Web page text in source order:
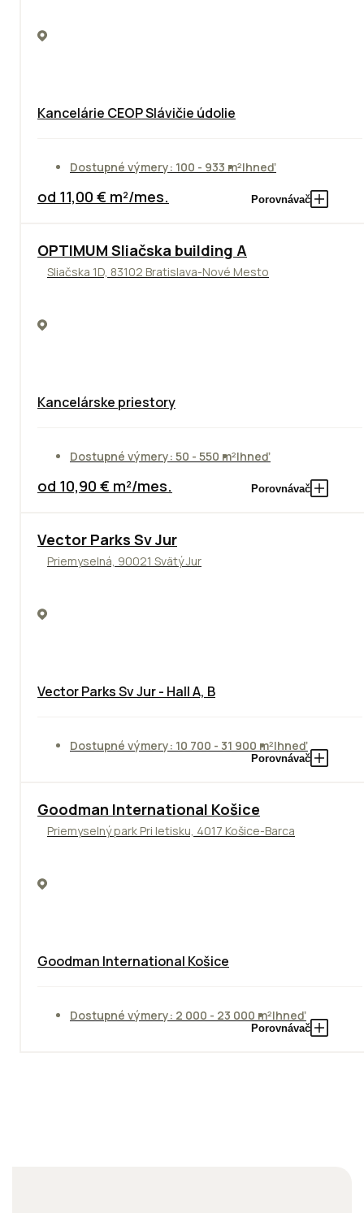
Kancelárie CEOP Slávičie údolie
Dostupné výmery: 100 - 933 m²Ihneď
od 11,00 € m²/mes. Porovnávač
OPTIMUM Sliačska building A
Sliačska 1D, 83102 Bratislava-Nové Mesto
Kancelárske priestory
Dostupné výmery: 50 - 550 m²Ihneď
od 10,90 € m²/mes. Porovnávač
Vector Parks Sv Jur
Priemyselná, 90021 Svätý Jur
Vector Parks Sv Jur - Hall A, B
Dostupné výmery: 10 700 - 31 900 m²Ihneď
Porovnávač
Goodman International Košice
Priemyselný park Pri letisku, 4017 Košice-Barca
Goodman International Košice
Dostupné výmery: 2 000 - 23 000 m²Ihneď
Porovnávač